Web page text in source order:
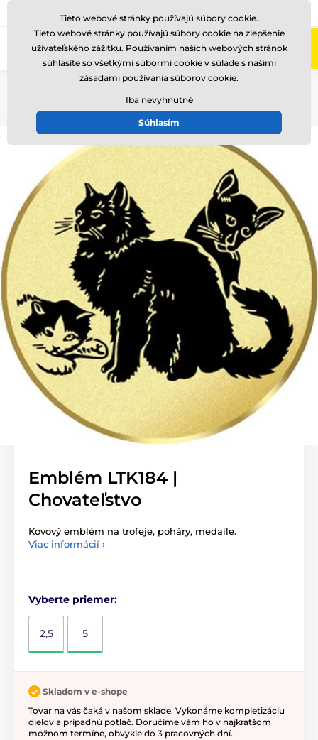
Zavolajte nám (Po-Pi 8-17) +421220255160
Emblém LTK184 |
Chovateľstvo
Kovový emblém na trofeje, poháry, medaile.
Viac informácií ›
Vyberte priemer:
2,5 5
Skladom v e-shope
Tovar na vás čaká v našom sklade. Vykonáme kompletizáciu
dielov a prípadnú potlač. Doručíme vám ho v najkratšom
možnom termíne, obvykle do 3 pracovných dní.
Tieto webové stránky používajú súbory cookie.
Tieto webové stránky používajú súbory cookie na zlepšenie
užívateľského zážitku. Používaním našich webových stránok
súhlasíte so všetkými súbormi cookie v súlade s našimi
zásadami používania súborov cookie.
Iba nevyhnutné
Súhlasím